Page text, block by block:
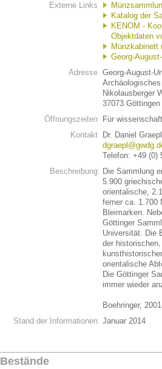
Externe Links
Katalog der
KENOM -
Objektdaten
Münzkabinett
Georg-
Adresse Georg-August-
Nikolausberger
37073 Göttingen
Öffnungszeiten
Für
Kontakt
Dr. Daniel
Telefon: +49 (0)
Beschreibung
Die Sammlung
5.900
orientalische,
ferner ca. 1.700
Bleimarken.
Göttinger
Universität. Die
der
orientalische
Die Göttinger
immer wieder
Boehringer,
Stand der Informationen Januar 2014
Bestände